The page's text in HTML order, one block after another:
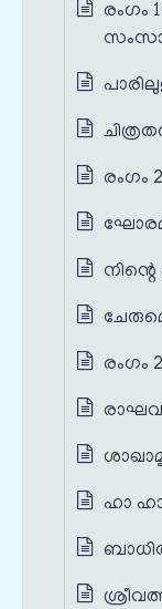
രംഗം
രംഗം
നിന്റെ
രംഗം
ഹാ